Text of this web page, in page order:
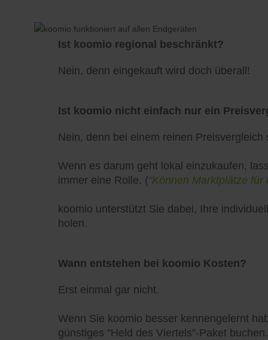
Ist koomio regional beschränkt?
Nein, denn eingekauft wird doch überall!
Ist koomio nicht einfach nur ein
Nein, denn bei einem reinen
Wenn es darum geht lokal einzukaufen,
immer eine Rolle. ("Können Marktplätze
koomio unterstützt Sie dabei, Ihre
holen.
Wann entstehen bei koomio Kosten?
Erst einmal gar nicht.
Wenn Sie koomio besser kennengelernt
günstiges "Held des Viertels"-Paket buchen.